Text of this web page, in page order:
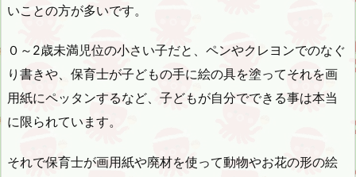
いことの方が多いです。
０～2歳未満児位の小さい子だと、ペンやクレヨンでのなぐ
り書きや、保育士が子どもの手に絵の具を塗ってそれを画
用紙にペッタンするなど、子どもが自分でできる事は本当
に限られています。
それで保育士が画用紙や廃材を使って動物やお花の形の絵